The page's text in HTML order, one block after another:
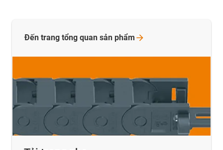
Đến trang tổng quan sản phẩm